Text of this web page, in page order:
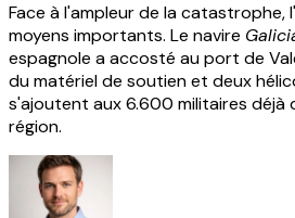
Face à l'ampleur de la catastrophe,
moyens importants. Le navire
espagnole a accosté au port de
du matériel de soutien et deux
s'ajoutent aux 6.600 militaires déjà
région.